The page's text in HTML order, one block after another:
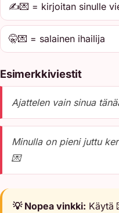
✍️💌 = kirjoitan sinulle
🤫💌 = salainen ihailija
Esimerkkiviestit
Ajattelen vain sinua
Minulla on pieni juttu
💌
💡 Nopea vinkki: Käytä